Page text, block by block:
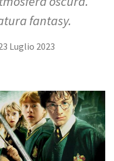
fantasy.
Luglio 2023